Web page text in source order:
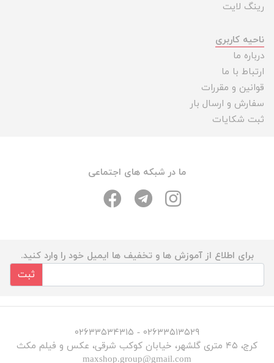
رینگ لایت
ناحیه کاربری
درباره ما
ارتباط با ما
قوانین و مقررات
سفارش و ارسال بار
ثبت شکایات
ما در شبکه های اجتماعی
برای اطلاع از آموزش ها و تخفیف ها ایمیل خود را وارد کنید.
ثبت
۰۲۶۳۳۵۱۳۵۲۹ - ۰۲۶۳۳۵۳۴۳۱۵
کرج، ۴۵ متری گلشهر، خیابان کوکب شرقی، عکس و فیلم مکث
maxshop.group@gmail.com